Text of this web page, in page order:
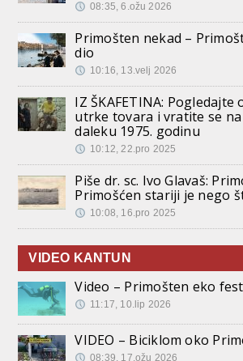
08:35, 6.ožu 2026
Primošten nekad –
dio
10:16, 13.velj 2026
IZ ŠKAFETINA: Pogledajte
utrke tovara i vratite se
daleku 1975. godinu
10:12, 22.pro 2025
Piše dr. sc. Ivo Glavaš:
Primošćen stariji je nego
10:08, 16.pro 2025
VIDEO KANTUN
Video – Primošten eko
11:17, 10.lip 2026
VIDEO – Biciklom oko
08:39, 17.ožu 2026